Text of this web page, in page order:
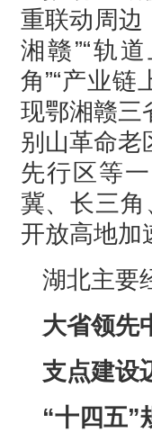
重联动周边
湘赣”“轨
角”“产业
现鄂湘赣三
别山革命老
先行区等
冀、长三
开放高地加
湖北主要
大省领先
支点建设
“十四五”